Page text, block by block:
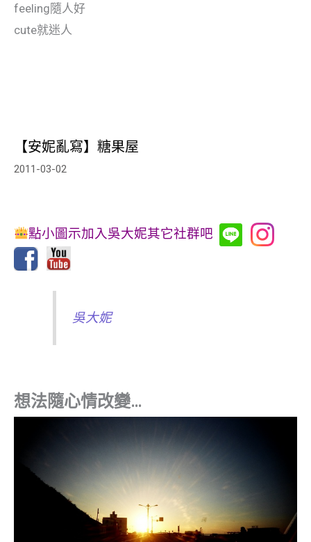
feeling隨人好
cute就迷人
【安妮亂寫】糖果屋
2011-03-02
點小圖示加入吳大妮其它社群吧
吳大妮
想法隨心情改變…